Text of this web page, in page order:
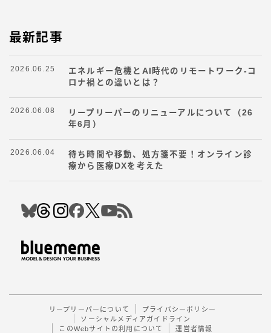
Follow Me
最新記事
エネルギー危機とAI時代のリモートワーク-コ
ロナ禍との違いとは？
2026.06.25
リープリーパーのリニューアルについて（26
年6月）
2026.06.08
待ち時間や移動、処方箋不要！オンライン診
療から医療DXを考えた
2026.06.04
リープリーパーについて
プライバシーポリシー
ソーシャルメディアガイドライン
このWebサイトの利用について
運営者情報